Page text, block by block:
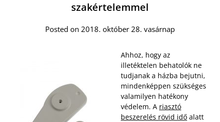
szakértelemmel
Posted on 2018. október 28. vasárnap
Ahhoz, hogy az
illetéktelen behatolók ne
tudjanak a házba bejutni,
mindenképpen szükséges
valamilyen hatékony
védelem. A riasztó
beszerelés rövid idő alatt